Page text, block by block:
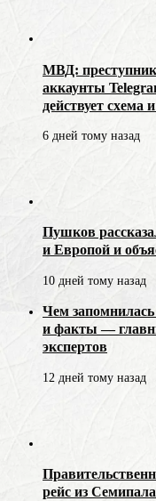
МВД:
аккаунты
действует схема
6 дней тому назад
Пушков
и Европой и
10 дней тому назад
Чем
и факты —
экспертов
12 дней тому назад
рейс из